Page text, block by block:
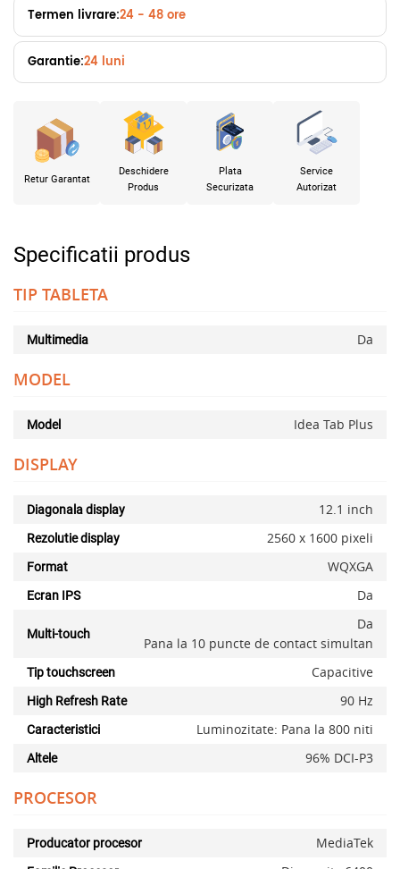
Termen livrare:24 - 48 ore
Garantie:24 luni
Retur Garantat
Deschidere
Produs
Plata
Securizata
Service
Autorizat
Specificatii produs
TIP TABLETA
Multimedia Da
MODEL
Model Idea Tab Plus
DISPLAY
Diagonala display 12.1 inch
Rezolutie display 2560 x 1600 pixeli
Format WQXGA
Ecran IPS Da
Multi-touch
Da
Pana la 10 puncte de contact simultan
Tip touchscreen Capacitive
High Refresh Rate 90 Hz
Caracteristici Luminozitate: Pana la 800 niti
Altele 96% DCI-P3
PROCESOR
Producator procesor MediaTek